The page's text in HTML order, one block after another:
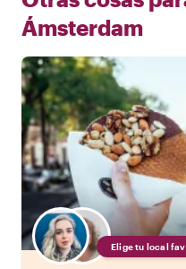
Ámsterdam
Elige tu local